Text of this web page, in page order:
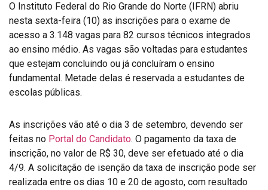
O Instituto Federal do Rio Grande do Norte (IFRN) abriu
nesta sexta-feira (10) as inscrições para o exame de
acesso a 3.148 vagas para 82 cursos técnicos integrados
ao ensino médio. As vagas são voltadas para estudantes
que estejam concluindo ou já concluíram o ensino
fundamental. Metade delas é reservada a estudantes de
escolas públicas.
As inscrições vão até o dia 3 de setembro, devendo ser
feitas no Portal do Candidato. O pagamento da taxa de
inscrição, no valor de R$ 30, deve ser efetuado até o dia
4/9. A solicitação de isenção da taxa de inscrição pode ser
realizada entre os dias 10 e 20 de agosto, com resultado